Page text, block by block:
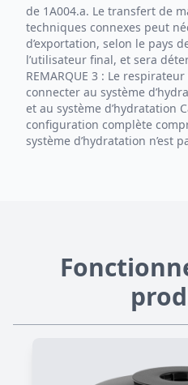
de 1A004.a. Le transfert de
techniques connexes peut
d’exportation, selon le pays
l’utilisateur final, et sera
REMARQUE 3 : Le
connecter au système
et au système d’hydratation
configuration complète
système d’hydratation n’est